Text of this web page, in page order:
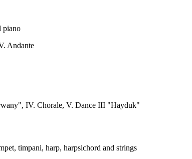
piano
Andante
IV. Chorale, V. Dance III "Hayduk"
timpani, harp, harpsichord and strings